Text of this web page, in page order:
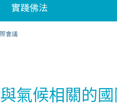
實踐佛法
會議
氣候相關的